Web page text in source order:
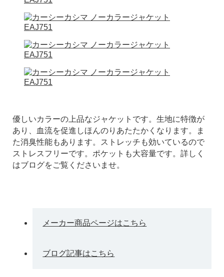
優しいカラーの上品なジャケットです。生地に特徴が
あり、血流を促進しほんのりあたたかくなります。ま
た消臭性能もあります。ストレッチも効いているので
ストレスフリーです。ポケットも大容量です。詳しく
はブログをご覧くださいませ。
メーカー商品ページはこちら
ブログ記事はこちら